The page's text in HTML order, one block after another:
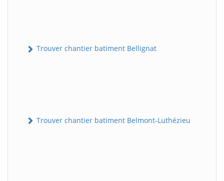
Trouver chantier batiment Bellignat
Trouver chantier batiment Belmont-Luthézieu